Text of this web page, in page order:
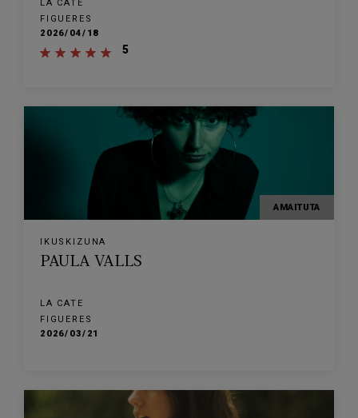
LA CATE
FIGUERES
2026/04/18
5
AMAITUTA
IKUSKIZUNA
PAULA VALLS
LA CATE
FIGUERES
2026/03/21